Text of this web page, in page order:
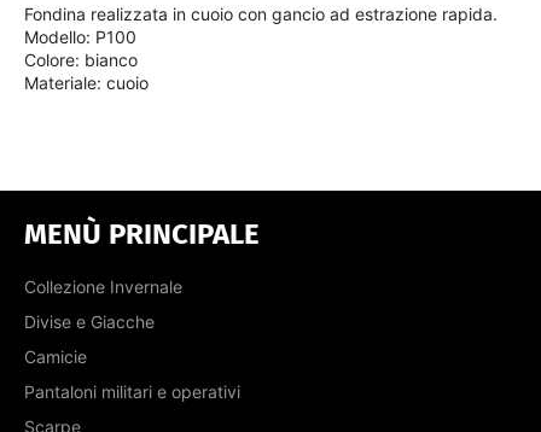
Fondina realizzata in cuoio con gancio ad estrazione rapida.
Modello: P100
Colore: bianco
Materiale: cuoio
MENÙ PRINCIPALE
Collezione Invernale
Divise e Giacche
Camicie
Pantaloni militari e operativi
Scarpe